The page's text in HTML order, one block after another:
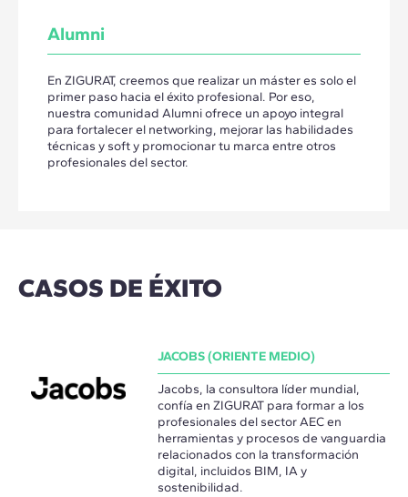
Alumni
En ZIGURAT, creemos que realizar un máster es solo el
primer paso hacia el éxito profesional. Por eso,
nuestra comunidad Alumni ofrece un apoyo integral
para fortalecer el networking, mejorar las habilidades
técnicas y soft y promocionar tu marca entre otros
profesionales del sector.
CASOS DE ÉXITO
JACOBS (ORIENTE MEDIO)
Jacobs, la consultora líder mundial,
confía en ZIGURAT para formar a los
profesionales del sector AEC en
herramientas y procesos de vanguardia
relacionados con la transformación
digital, incluidos BIM, IA y
sostenibilidad.